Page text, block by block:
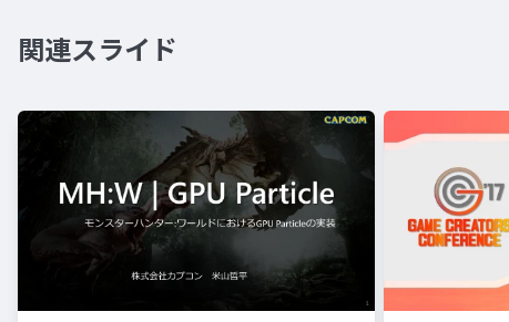
関連スライド